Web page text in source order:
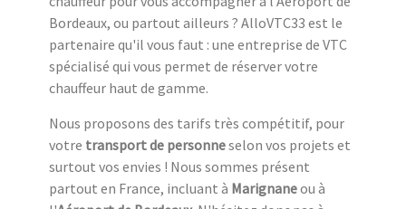
Bordeaux, ou partout ailleurs ? AlloVTC33 est le
partenaire qu'il vous faut : une entreprise de VTC
spécialisé qui vous permet de réserver votre
chauffeur haut de gamme.
Nous proposons des tarifs très compétitif, pour
votre transport de personneselon vos projets et
surtout vos envies ! Nous sommes présent
partout en France, incluant à Marignaneou à